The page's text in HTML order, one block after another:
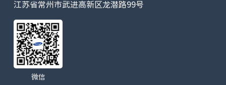
江苏省常州市武进高新区龙潜路99号
微信